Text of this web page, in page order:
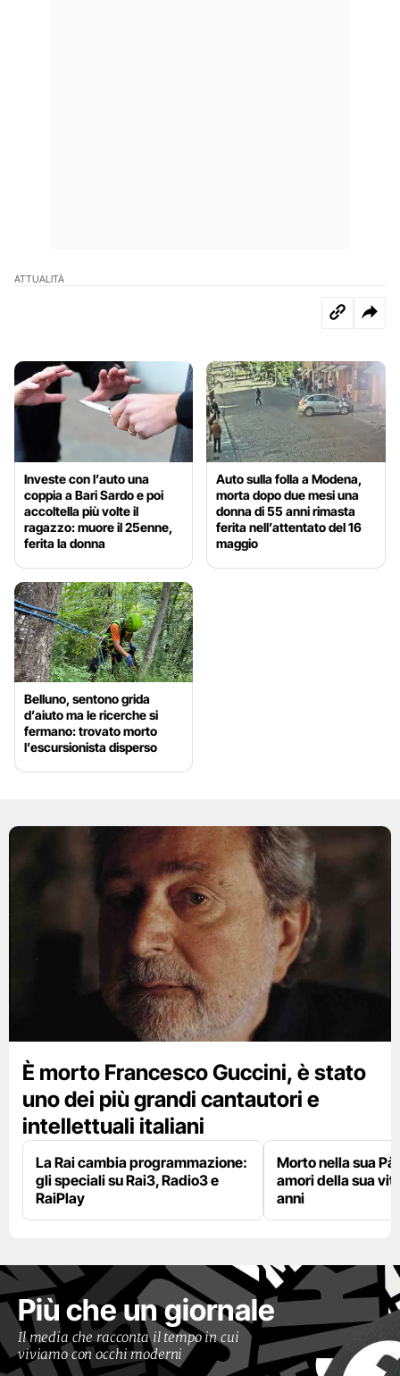
ATTUALITÀ
Investe con l’auto una
coppia a Bari Sardo e poi
accoltella più volte il
ragazzo: muore il 25enne,
ferita la donna
Auto sulla folla a Modena,
morta dopo due mesi una
donna di 55 anni rimasta
ferita nell’attentato del 16
maggio
Belluno, sentono grida
d’aiuto ma le ricerche si
fermano: trovato morto
l’escursionista disperso
È morto Francesco Guccini, è stato
uno dei più grandi cantautori e
intellettuali italiani
La Rai cambia programmazione:
gli speciali su Rai3, Radio3 e
RaiPlay
Morto nella sua
amori della sua
anni
Più che un giornale
Il media che racconta il tempo in cui
viviamo con occhi moderni